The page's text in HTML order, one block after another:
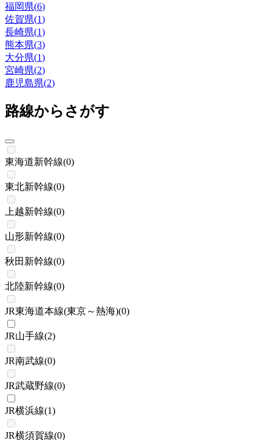
福岡県(6)
佐賀県(1)
長崎県(1)
熊本県(3)
大分県(1)
宮崎県(2)
鹿児島県(2)
路線からさがす
東海道新幹線(0)
東北新幹線(0)
上越新幹線(0)
山形新幹線(0)
秋田新幹線(0)
北陸新幹線(0)
JR東海道本線(東京～熱海)(0)
JR山手線(2)
JR南武線(0)
JR武蔵野線(0)
JR横浜線(1)
JR横須賀線(0)